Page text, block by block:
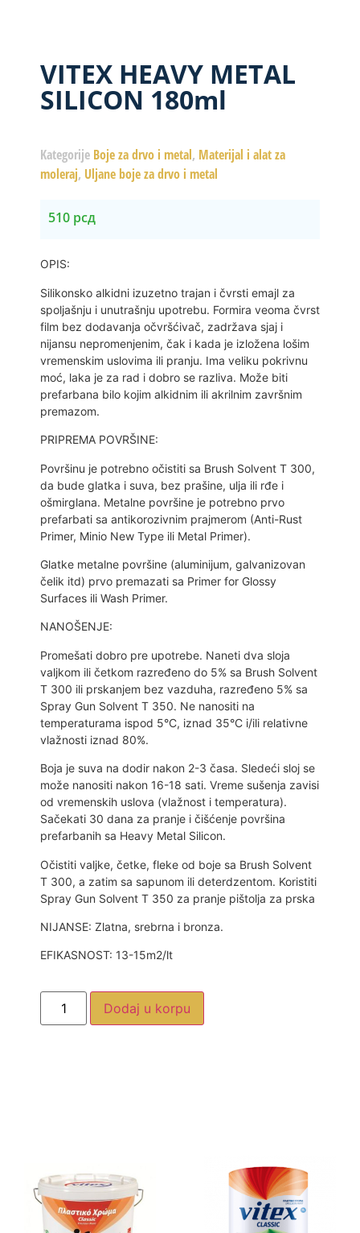
VITEX HEAVY METAL
SILICON 180ml
Kategorije Boje za drvo i metal, Materijal i alat za
moleraj, Uljane boje za drvo i metal
510 рсд
OPIS:
Silikonsko alkidni izuzetno trajan i čvrsti emajl za
spoljašnju i unutrašnju upotrebu. Formira veoma čvrst
film bez dodavanja očvršćivač, zadržava sjaj i
nijansu nepromenjenim, čak i kada je izložena lošim
vremenskim uslovima ili pranju. Ima veliku pokrivnu
moć, laka je za rad i dobro se razliva. Može biti
prefarbana bilo kojim alkidnim ili akrilnim završnim
premazom.
PRIPREMA POVRŠINE:
Površinu je potrebno očistiti sa Brush Solvent T 300,
da bude glatka i suva, bez prašine, ulja ili rđe i
ošmirglana. Metalne površine je potrebno prvo
prefarbati sa antikorozivnim prajmerom (Anti-Rust
Primer, Minio New Type ili Metal Primer).
Glatke metalne površine (aluminijum, galvanizovan
čelik itd) prvo premazati sa Primer for Glossy
Surfaces ili Wash Primer.
NANOŠENJE:
Promešati dobro pre upotrebe. Naneti dva sloja
valjkom ili četkom razređeno do 5% sa Brush Solvent
T 300 ili prskanjem bez vazduha, razređeno 5% sa
Spray Gun Solvent T 350. Ne nanositi na
temperaturama ispod 5°C, iznad 35°C i/ili relativne
vlažnosti iznad 80%.
Boja je suva na dodir nakon 2-3 časa. Sledeći sloj se
može nanositi nakon 16-18 sati. Vreme sušenja zavisi
od vremenskih uslova (vlažnost i temperatura).
Sačekati 30 dana za pranje i čišćenje površina
prefarbanih sa Heavy Metal Silicon.
Očistiti valjke, četke, fleke od boje sa Brush Solvent
T 300, a zatim sa sapunom ili deterdzentom. Koristiti
Spray Gun Solvent T 350 za pranje pištolja za prska
NIJANSE: Zlatna, srebrna i bronza.
EFIKASNOST: 13-15m2/lt
Dodaj u korpu